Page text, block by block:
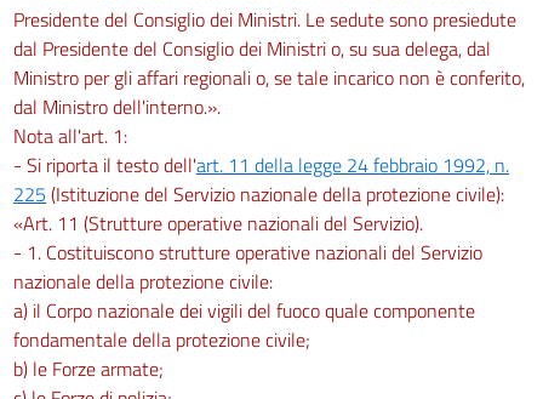
Presidente del Consiglio dei Ministri. Le sedute sono presiedute
dal Presidente del Consiglio dei Ministri o, su sua delega, dal
Ministro per gli affari regionali o, se tale incarico non è conferito,
dal Ministro dell'interno.».
Nota all'art. 1:
- Si riporta il testo dell'art. 11 della legge 24 febbraio 1992, n.
225 (Istituzione del Servizio nazionale della protezione civile):
«Art. 11 (Strutture operative nazionali del Servizio).
- 1. Costituiscono strutture operative nazionali del Servizio
nazionale della protezione civile:
a) il Corpo nazionale dei vigili del fuoco quale componente
fondamentale della protezione civile;
b) le Forze armate;